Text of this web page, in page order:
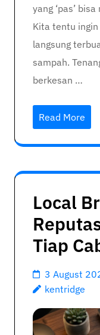
yang ‘pas’
Kita tentu
langsung
sampah.
berkesan …
Read More
Local
Tiap
3 August
kentridge